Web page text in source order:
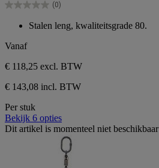
sterren.
(0)
0.0
5
sterren.
Stalen leng, kwaliteitsgrade 80.
Vanaf
€ 118,25 excl. BTW
€ 143,08 incl. BTW
Per stuk
Bekijk 6 opties
Dit artikel is momenteel niet beschikbaar